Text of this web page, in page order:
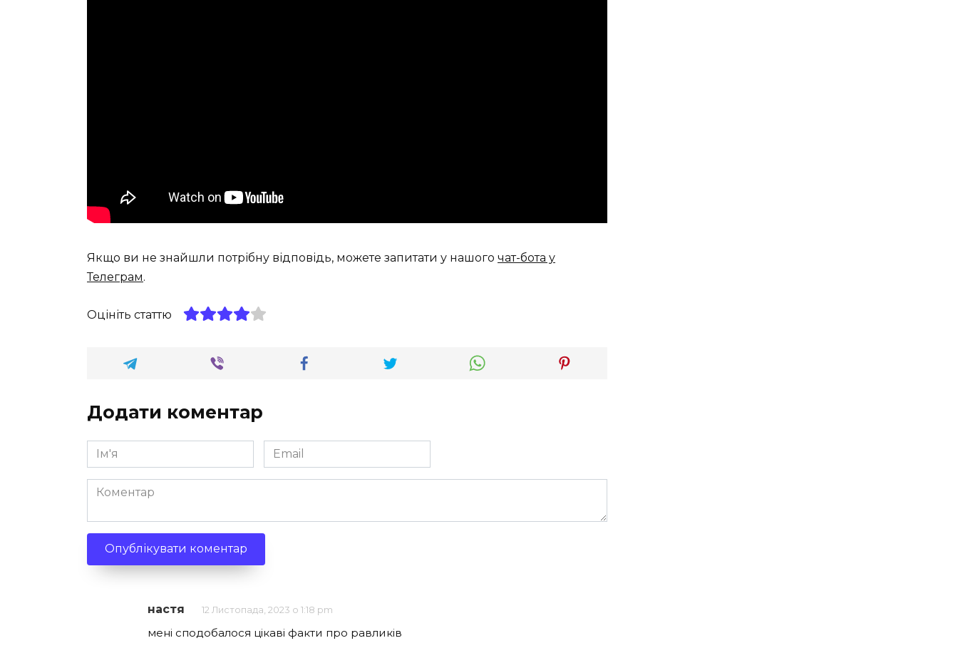
Якщо ви не знайшли потрібну відповідь, можете запитати у нашого чат-бота у
Телеграм.
Оцініть статтю
Додати коментар
Ім'я
*
Email
*
Коментар
настя 12 Листопада, 2023 о 1:18 pm
мені сподобалося цікаві факти про равликів